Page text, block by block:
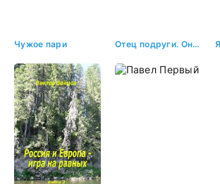
Чужое пари Отец подруги. Он меня хочет